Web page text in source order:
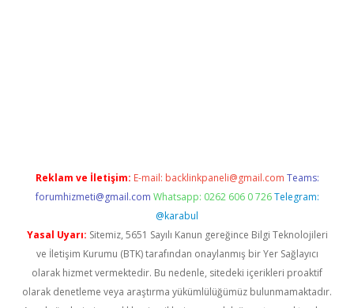
Reklam ve İletişim: E-mail: backlinkpaneli@gmail.com Teams:
forumhizmeti@gmail.com Whatsapp: 0262 606 0 726 Telegram:
@karabul
Yasal Uyarı: Sitemiz, 5651 Sayılı Kanun gereğince Bilgi Teknolojileri
ve İletişim Kurumu (BTK) tarafından onaylanmış bir Yer Sağlayıcı
olarak hizmet vermektedir. Bu nedenle, sitedeki içerikleri proaktif
olarak denetleme veya araştırma yükümlülüğümüz bulunmamaktadır.